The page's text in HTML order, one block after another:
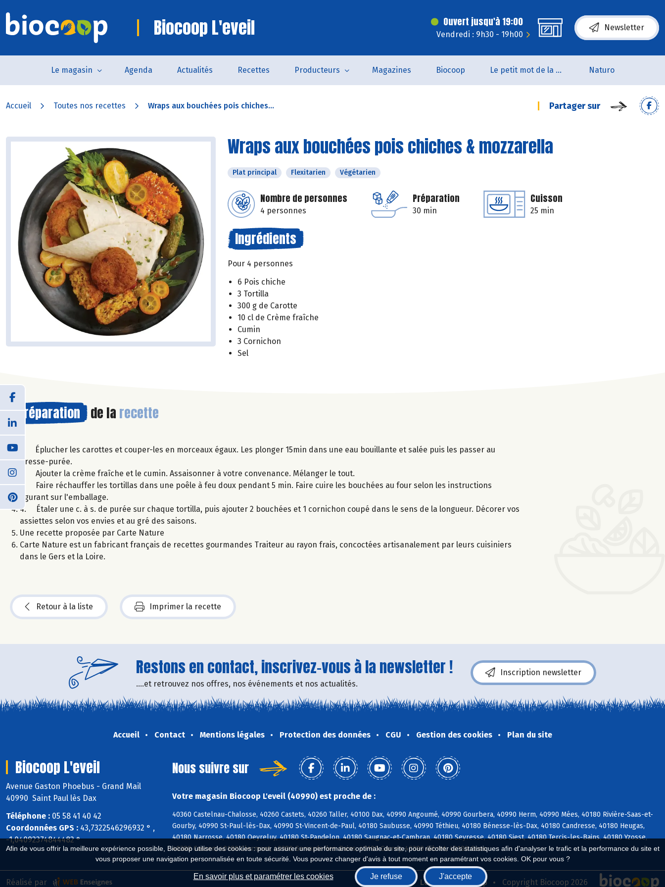
Afin de vous offrir la meilleure expérience possible, Biocoop utilise des cookies : pour assurer une performance optimale du site, pour récolter des statistiques afin d'analyser le trafic et la performance du site et
vous proposer une navigation personnalisée en toute sécurité. Vous pouvez changer d'avis à tout moment en paramétrant vos cookies. OK pour vous ?
En savoir plus et paramétrer les cookies Je refuse J'accepte
Biocoop L'eveil Ouvert jusqu'à 19:00
Vendredi : 9h30 - 19h00
Newsletter
Le magasin Agenda Actualités Recettes Producteurs Magazines Biocoop Le petit mot de la naturo Naturo
Accueil Toutes nos recettes Wraps aux bouchées pois chiches... Partager sur
Wraps aux bouchées pois chiches & mozzarella
Plat principal Flexitarien Végétarien
Nombre de personnes
4 personnes
Préparation
30 min
Cuisson
25 min
Ingrédients
Pour 4 personnes
6 Pois chiche
3 Tortilla
300 g de Carotte
10 cl de Crème fraîche
Cumin
3 Cornichon
Sel
Préparation de la recette
1. Éplucher les carottes et couper-les en morceaux égaux. Les plonger 15min dans une eau bouillante et salée puis les passer au
presse-purée.
2. Ajouter la crème fraîche et le cumin. Assaisonner à votre convenance. Mélanger le tout.
3. Faire réchauffer les tortillas dans une poêle à feu doux pendant 5 min. Faire cuire les bouchées au four selon les instructions
figurant sur l'emballage.
4. Étaler une c. à s. de purée sur chaque tortilla, puis ajouter 2 bouchées et 1 cornichon coupé dans le sens de la longueur. Décorer vos
assiettes selon vos envies et au gré des saisons.
Une recette proposée par Carte Nature
Carte Nature est un fabricant français de recettes gourmandes Traiteur au rayon frais, concoctées artisanalement par leurs cuisiniers
dans le Gers et la Loire.
Retour à la liste Imprimer la recette
Restons en contact, inscrivez-vous à la newsletter !
....et retrouvez nos offres, nos événements et nos actualités.
Inscription newsletter
Accueil Contact Mentions légales Protection des données CGU Gestion des cookies Plan du site
Biocoop L'eveil
Avenue Gaston Phoebus - Grand Mail
40990 Saint Paul lès Dax
Téléphone : 05 58 41 40 42
Coordonnées GPS : 43,7322546296932 ° ,
-1,04092374844482 °
Nous suivre sur
Votre magasin Biocoop L'eveil (40990) est proche de :
40360 Castelnau-Chalosse, 40260 Castets, 40260 Taller, 40100 Dax, 40990 Angoumé, 40990 Gourbera, 40990 Herm, 40990 Mées, 40180 Rivière-Saas-et-
Gourby, 40990 St-Paul-lès-Dax, 40990 St-Vincent-de-Paul, 40180 Saubusse, 40990 Téthieu, 40180 Bénesse-lès-Dax, 40180 Candresse, 40180 Heugas,
40180 Narrosse, 40180 Oeyreluy, 40180 St-Pandelon, 40180 Saugnac-et-Cambran, 40180 Seyresse, 40180 Siest, 40180 Tercis-les-Bains, 40180 Yzosse,
40380 Cassen, 40180 Clermont, 40380 Gamarde-les-Bains, 40180 Garrey, 40380 Gibret, 40180 Goos
Biocoop.fr Le réseau Biocoop Copyright Biocoop 2026
Réalisé par